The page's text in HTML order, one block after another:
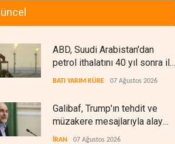
ABD, Suudi Arabistan'dan
petrol ithalatını 40 yıl sonra ilk
kez durdurdu
BATI YARIM KÜRE 07 Ağustos 2026
Galibaf, Trump'ın tehdit ve
müzakere mesajlarıyla alay
etti
İRAN 07 Ağustos 2026